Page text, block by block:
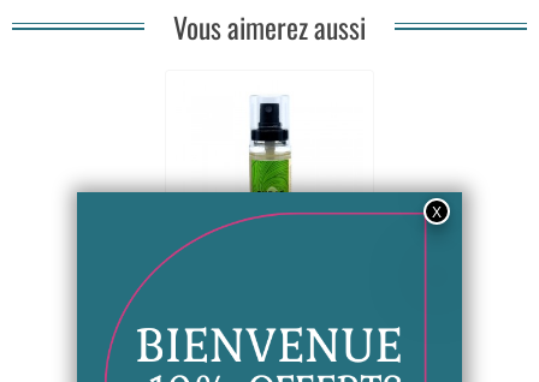
Vous aimerez aussi
29,00 €